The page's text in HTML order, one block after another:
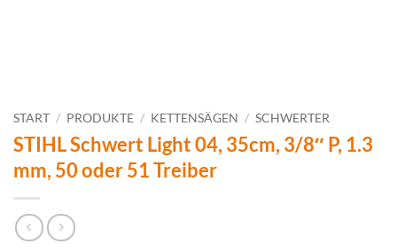
START / PRODUKTE / KETTENSÄGEN / SCHWERTER
STIHL Schwert Light 04, 35cm, 3/8″ P, 1.3
mm, 50 oder 51 Treiber